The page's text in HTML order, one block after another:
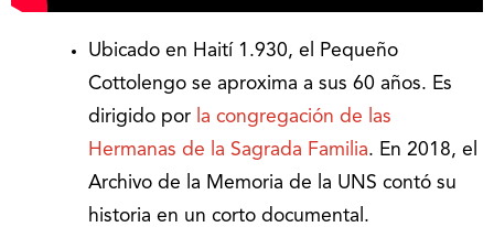
Ubicado en Haití 1.930, el Pequeño
Cottolengo se aproxima a sus 60 años. Es
dirigido por la congregación de las
Hermanas de la Sagrada Familia. En 2018, el
Archivo de la Memoria de la UNS contó su
historia en un corto documental.